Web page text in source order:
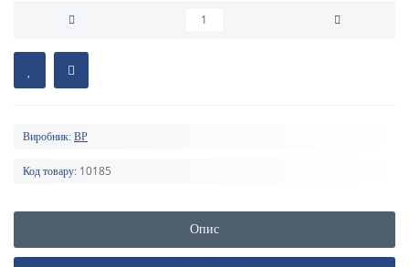
Виробник: BP
Код товару: 10185
Опис